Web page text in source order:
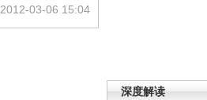
深度解读
2012-03-06 15:04